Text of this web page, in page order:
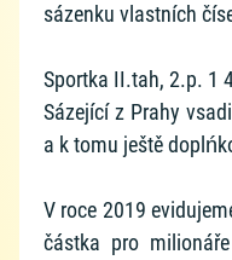
sázenku vlastních
Sportka II.tah, 2.p. 1
Sázející z Prahy
a k tomu ještě
V roce 2019
částka pro milionáře